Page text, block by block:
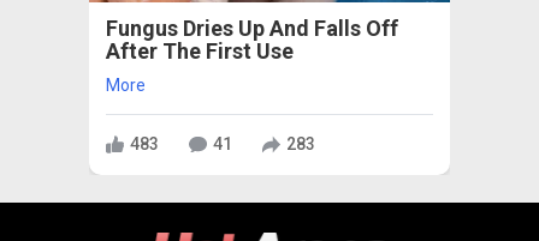
Fungus Dries Up And Falls Off
After The First Use
More
483 41 283